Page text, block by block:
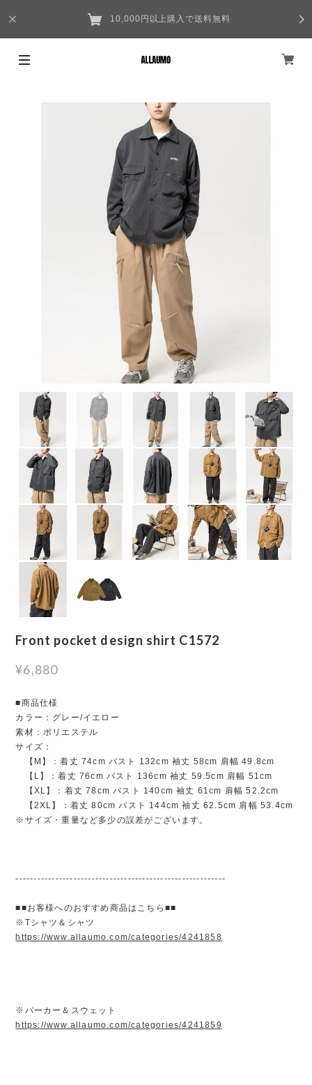
10,000円以上購入で送料無料
Front pocket design shirt C1572
¥6,880
■商品仕様
カラー：グレー/イエロー
素材：ポリエステル
サイズ：
【M】：着丈 74cm バスト 132cm 袖丈 58cm 肩幅 49.8cm
【L】：着丈 76cm バスト 136cm 袖丈 59.5cm 肩幅 51cm
【XL】：着丈 78cm バスト 140cm 袖丈 61cm 肩幅 52.2cm
【2XL】：着丈 80cm バスト 144cm 袖丈 62.5cm 肩幅 53.4cm
※サイズ・重量など多少の誤差がございます。
----------------------------------------------------------
■■お客様へのおすすめ商品はこちら■■
※Tシャツ＆シャツ
https://www.allaumo.com/categories/4241858
※パーカー＆スウェット
https://www.allaumo.com/categories/4241859